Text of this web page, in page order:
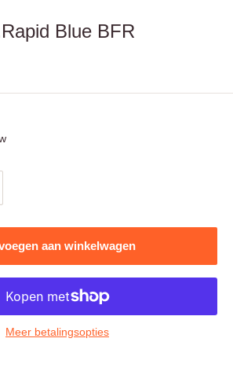
Blue BFR
aan winkelwagen
Meer betalingsopties